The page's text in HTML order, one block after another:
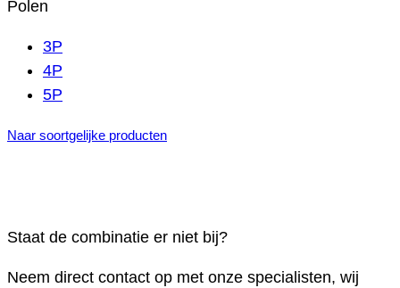
Polen
3P
4P
5P
Naar soortgelijke producten
Staat de combinatie er niet bij?
Neem direct contact op met onze specialisten, wij